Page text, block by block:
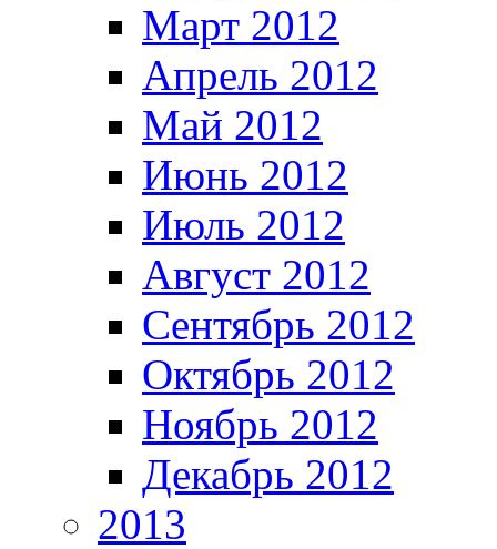
Март 2012
Апрель 2012
Май 2012
Июнь 2012
Июль 2012
Август 2012
Сентябрь 2012
Октябрь 2012
Ноябрь 2012
Декабрь 2012
2013